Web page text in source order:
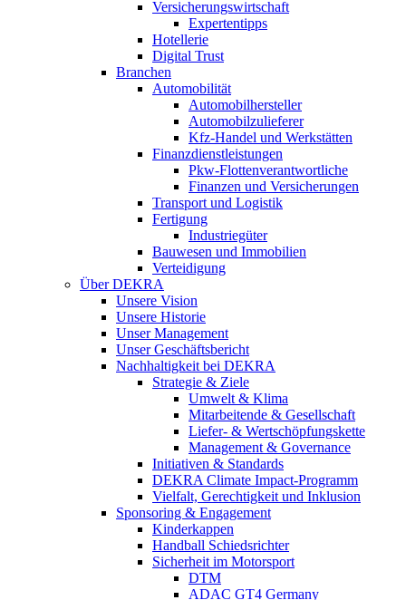
Versicherungswirtschaft
Expertentipps
Hotellerie
Digital Trust
Branchen
Automobilität
Automobilhersteller
Automobilzulieferer
Kfz-Handel und Werkstätten
Finanzdienstleistungen
Pkw‑Flottenverantwortliche
Finanzen und Versicherungen
Transport und Logistik
Fertigung
Industriegüter
Bauwesen und Immobilien
Verteidigung
Über DEKRA
Unsere Vision
Unsere Historie
Unser Management
Unser Geschäftsbericht
Nachhaltigkeit bei DEKRA
Strategie & Ziele
Umwelt & Klima
Mitarbeitende & Gesellschaft
Liefer- & Wertschöpfungskette
Management & Governance
Initiativen & Standards
DEKRA Climate Impact-Programm
Vielfalt, Gerechtigkeit und Inklusion​
Sponsoring & Engagement
Kinderkappen
Handball Schiedsrichter
Sicherheit im Motorsport
DTM
ADAC GT4 Germany